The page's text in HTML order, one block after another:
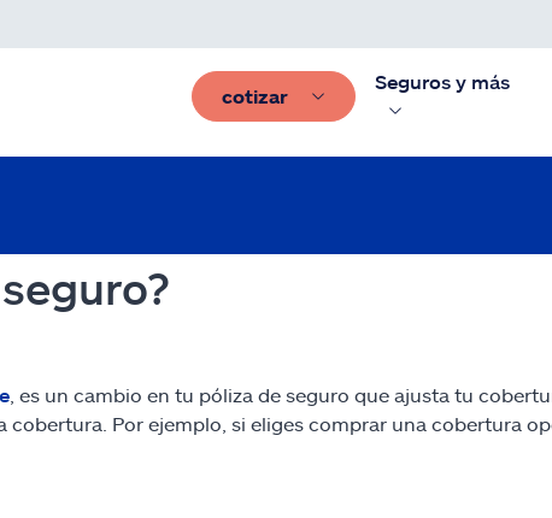
cotizar
Seguros y más
, es un cambio en tu póliza de seguro que ajusta tu
Por ejemplo, si eliges comprar una cobertura